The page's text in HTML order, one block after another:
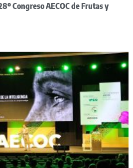
Congreso AECOC de Frutas y